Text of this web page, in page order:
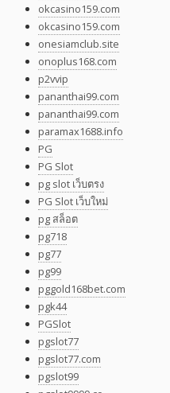
okcasino159.com
okcasino159.com
onesiamclub.site
onoplus168.com
p2vvip
pananthai99.com
pananthai99.com
paramax1688.info
PG
PG Slot
pg slot เว็บตรง
PG Slot เว็บใหม่
pg สล็อต
pg718
pg77
pg99
pggold168bet.com
pgk44
PGSlot
pgslot77
pgslot77.com
pgslot99